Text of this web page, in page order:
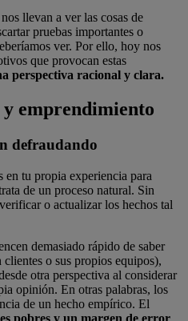
llevan a ver las cosas de
pruebas importantes o
ver. Por ello, hoy nos
que provocan estas
perspectiva racional y clara.
emprendimiento
defraudando
en tu propia experiencia para
de un proceso natural. Sin
o actualizar los hechos tal
demasiado rápido de saber
clientes o sus propios equipos),
otra perspectiva al considerar
opinión. En otras palabras, los
de un hecho empírico. El
pobres y un margen de error